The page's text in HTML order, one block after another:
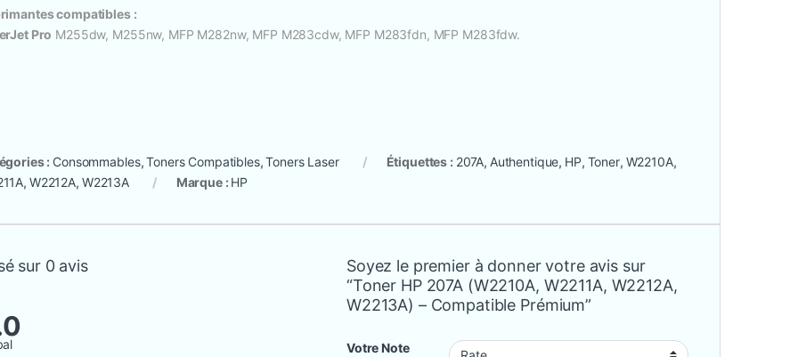
compatibles :
Pro M255dw, M255nw, MFP M282nw, MFP M283cdw, MFP M283fdn, MFP M283fdw.
: Consommables,Toners Compatibles,Toners Laser Étiquettes : 207A, Authentique, HP, Toner, W2210A,
, W2212A, W2213A Marque : HP
sur 0 avis
Soyez le premier à donner votre avis sur
“Toner HP 207A (W2210A, W2211A, W2212A,
W2213A) – Compatible Prémium”
Votre Note
CFA à 2 560 000 CFA